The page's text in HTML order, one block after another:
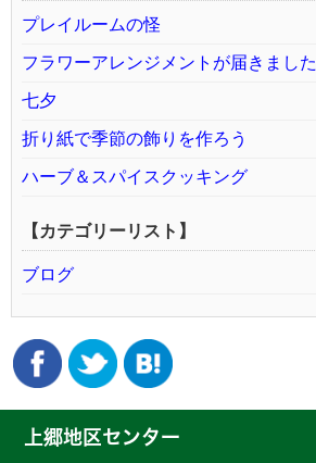
プレイルームの怪
フラワーアレンジメントが届きました
七夕
折り紙で季節の飾りを作ろう
ハーブ＆スパイスクッキング
【カテゴリーリスト】
ブログ
上郷地区センター